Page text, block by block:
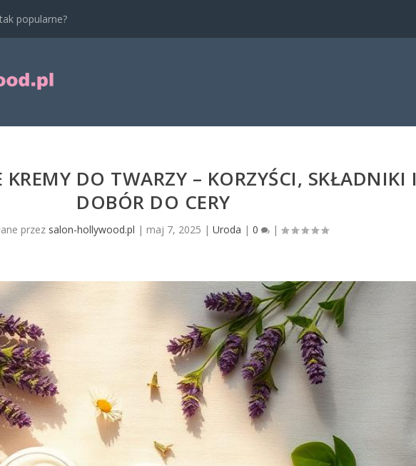
popularne?
DO TWARZY – KORZYŚCI, SKŁADNIKI I
DOBÓR DO CERY
przez salon-hollywood.pl | maj 7, 2025 | Uroda | 0 |